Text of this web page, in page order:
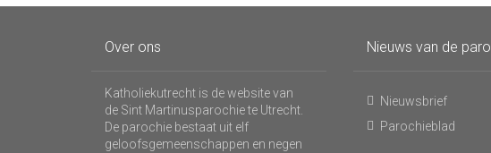
Over ons
Katholiekutrecht is de website van
de Sint Martinusparochie te Utrecht.
De parochie bestaat uit elf
geloofsgemeenschappen en negen
Nieuws van de
Nieuwsbrief
Parochieblad